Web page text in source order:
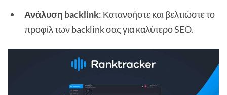
Ανάλυση backlink: Κατανοήστε και βελτιώστε το
προφίλ των backlink σας για καλύτερο SEO.